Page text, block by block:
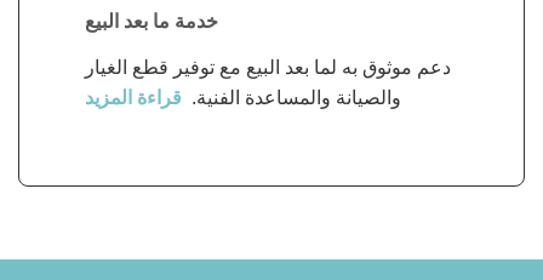
خدمة ما بعد البيع
دعم موثوق به لما بعد البيع مع توفير قطع الغيار
والصيانة والمساعدة الفنية. قراءة المزيد